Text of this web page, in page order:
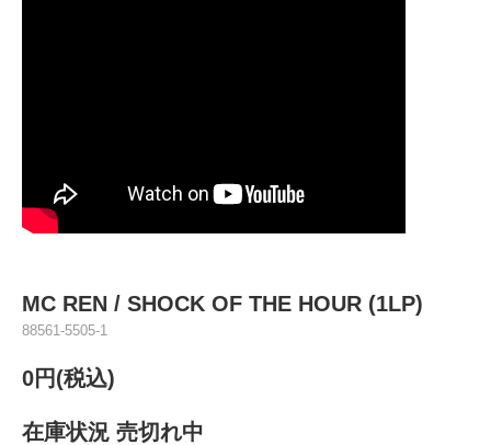
MC REN / SHOCK OF THE HOUR (1LP)
88561-5505-1
0円(税込)
在庫状況 売切れ中